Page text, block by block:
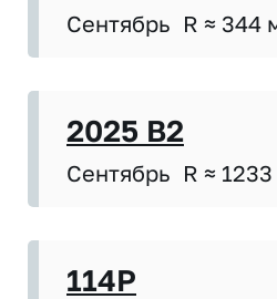
Сентябрь R ≈ 344
2025 B2
Сентябрь R ≈
114P